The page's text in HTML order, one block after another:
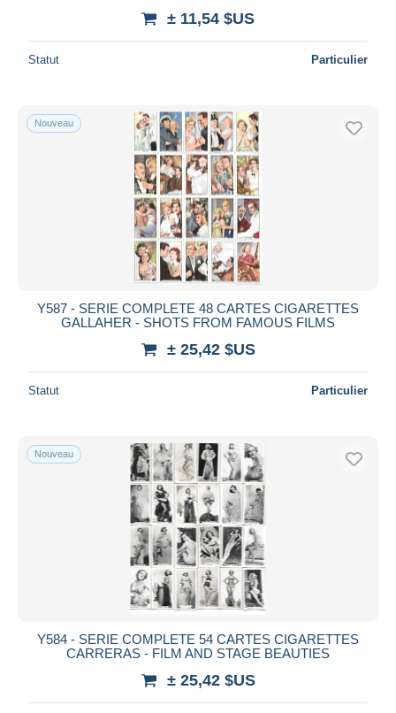
± 11,54 $US
Statut Particulier
Nouveau
Y587 - SERIE COMPLETE 48 CARTES CIGARETTES
GALLAHER - SHOTS FROM FAMOUS FILMS
± 25,42 $US
Statut Particulier
Nouveau
Y584 - SERIE COMPLETE 54 CARTES CIGARETTES
CARRERAS - FILM AND STAGE BEAUTIES
± 25,42 $US